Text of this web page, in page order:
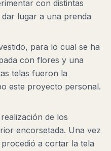
con distintas
lugar a una prenda
para lo cual se ha
con flores y una
telas fueron la
este proyecto personal.
de los
encorsetada. Una vez
a cortar la tela